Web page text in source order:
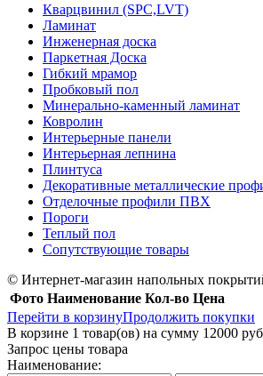
Кварцвинил (SPC,LVT)
Ламинат
Инженерная доска
Паркетная Доска
Гибкий мрамор
Пробковый пол
Минерально-каменный ламинат
Ковролин
Интерьерные панели
Интерьерная лепнина
Плинтуса
Декоративные металлические
Отделочные профили ПВХ
Пороги
Теплый пол
Сопутствующие товары
© Интернет-магазин напольных
Фото Наименование Кол-во Цена
Перейти в корзинуПродолжить покупки
В корзине 1 товар(ов) на сумму 12000
Запрос цены товара
Наименование: